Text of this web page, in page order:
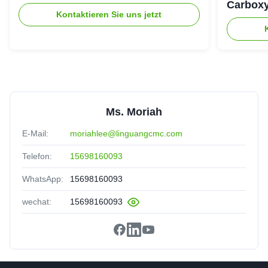
recomended.Kontaktieren Sie uns jetzt
Ms. Moriah
E-Mail: moriahlee@linguangcmc.com
Telefon: 15698160093
WhatsApp: 15698160093
wechat: 15698160093